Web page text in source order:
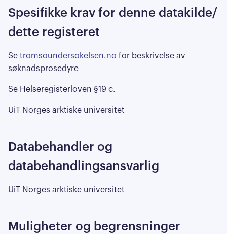
Spesifikke krav for denne datakilde/
dette registeret
Se tromsoundersokelsen.no for beskrivelse av
søknadsprosedyre
Se Helseregisterloven §19 c.
UiT Norges arktiske universitet
Databehandler og
databehandlingsansvarlig
UiT Norges arktiske universitet
Muligheter og begrensninger